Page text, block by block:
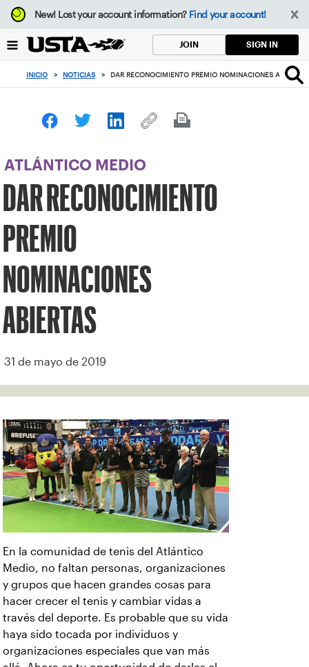
Enfoque
desde
botón
volver
principio
New!Lost your account information? Find your account!
JOIN SIGN IN
INICIO > NOTICIAS > DAR RECONOCIMIENTO PREMIO NOMINACIONES
ATLÁNTICO MEDIO
DAR RECONOCIMIENTO
PREMIO
NOMINACIONES
ABIERTAS
31 de mayo de 2019
En la comunidad de tenis del Atlántico
Medio, no faltan personas, organizaciones
y grupos que hacen grandes cosas para
hacer crecer el tenis y cambiar vidas a
través del deporte. Es probable que su vida
haya sido tocada por individuos y
organizaciones especiales que van más